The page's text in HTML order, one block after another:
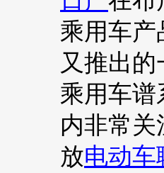
乘用车产
又推出
乘用车谱
内非常
放电动车